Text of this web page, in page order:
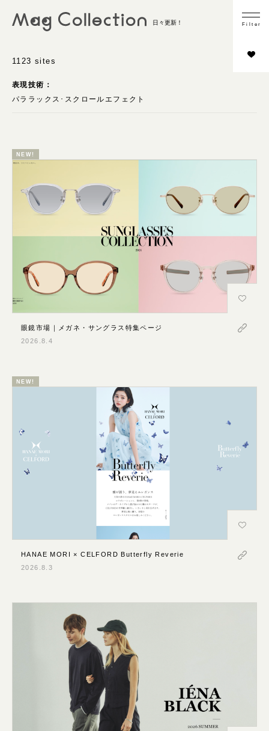
日々更新！
1123 sites
表現技術：
パララックス･スクロールエフェクト
NEW!
眼鏡市場｜メガネ・サングラス特集ページ
2026.8.4
NEW!
HANAE MORI × CELFORD Butterfly Reverie
2026.8.3
F i l t e r
業種
ライフスタイル
商品フォーカス
スタイリング
HOWTO
LOOKBOOK／カタログ
ライン・ブランド紹介
物
シンプル
ゴージャス
リッチ
上品
かわいい
ポップ
クール
やさしい
ナチュラル
さわやか
重厚
ほっこり
表現技術
パララックス･スクロールエフェクト
3D･AR･VR･WebGL